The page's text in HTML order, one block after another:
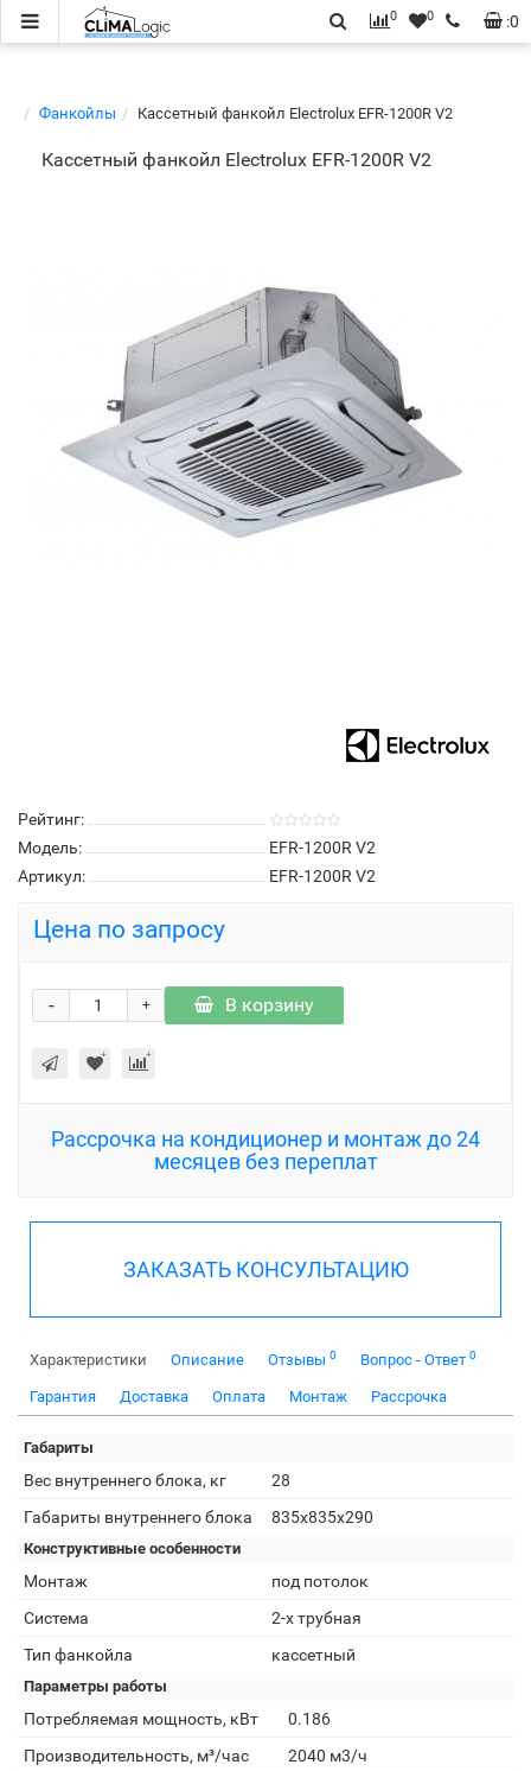
:0
0 0
Фанкойлы Кассетный фанкойл Electrolux EFR-1200R V2
Кассетный фанкойл Electrolux EFR-1200R V2
Рейтинг:
Модель:
EFR-1200R V2
Артикул:
EFR-1200R V2
Цена по запросу
+
- В корзину
Рассрочка на кондиционер и монтаж до 24
месяцев без переплат
ЗАКАЗАТЬ КОНСУЛЬТАЦИЮ
Характеристики Описание Отзывы 0 Вопрос - Ответ 0
Гарантия Доставка Оплата Монтаж Рассрочка
Габариты
Вес внутреннего блока, кг
28
Габариты внутреннего блока
835x835x290
Конструктивные особенности
Монтаж
под потолок
Система
2-х трубная
Тип фанкойла
кассетный
Параметры работы
Потребляемая мощность, кВт
0.186
Производительность, м³/час
2040 м3/ч